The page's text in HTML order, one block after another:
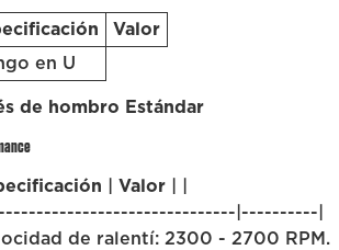
Valor
en U
de hombro Estándar
| Valor| |
|----------|
de ralentí: 2300 - 2700 RPM.